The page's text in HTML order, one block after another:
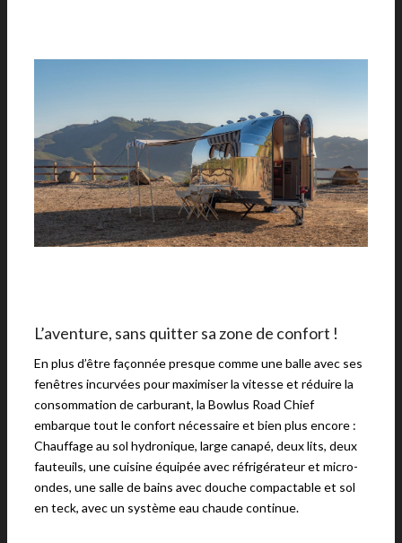
L’aventure, sans quitter sa zone de confort !
En plus d’être façonnée presque comme une balle avec ses
fenêtres incurvées pour maximiser la vitesse et réduire la
consommation de carburant, la Bowlus Road Chief
embarque tout le confort nécessaire et bien plus encore :
Chauffage au sol hydronique, large canapé, deux lits, deux
fauteuils, une cuisine équipée avec réfrigérateur et micro-
ondes, une salle de bains avec douche compactable et sol
en teck, avec un système eau chaude continue.